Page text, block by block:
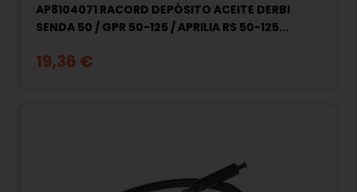
AP8104071 RACORD DEPÓSITO ACEITE DERBI
SENDA 50 / GPR 50-125 / APRILIA RS 50-125...
19,36 €